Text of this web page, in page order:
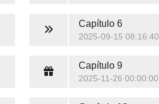
Capítulo 6
2025-09-15 08:16:40
Capítulo 9
2025-11-26 00:00:00